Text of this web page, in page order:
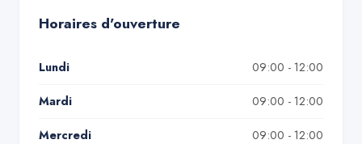
Horaires d'ouverture
Lundi 09:00 - 12:00
Mardi 09:00 - 12:00
Mercredi 09:00 - 12:00